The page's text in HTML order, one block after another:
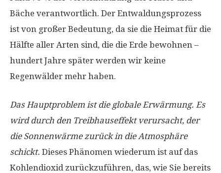
Bäche verantwortlich. Der Entwaldungsprozess
ist von großer Bedeutung, da sie die Heimat für die
Hälfte aller Arten sind, die die Erde bewohnen –
hundert Jahre später werden wir keine
Regenwälder mehr haben.
Das Hauptproblem ist die globale Erwärmung. Es
wird durch den Treibhauseffekt verursacht, der
die Sonnenwärme zurück in die Atmosphäre
schickt. Dieses Phänomen wiederum ist auf das
Kohlendioxid zurückzuführen, das, wie Sie bereits